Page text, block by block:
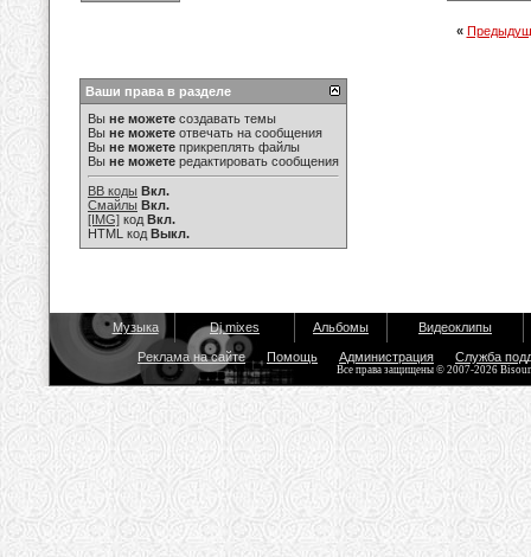
«
Ваши права в разделе
Вы не можете создавать темы
Вы не можете отвечать на сообщения
Вы не можете прикреплять файлы
Вы не можете редактировать сообщения
BB коды Вкл.
Смайлы Вкл.
[IMG] код Вкл.
HTML код Выкл.
Музыка Dj mixes Альбомы Видеоклипы
Реклама на сайте Помощь Администрация Служба
Все права защищены © 2007-2026